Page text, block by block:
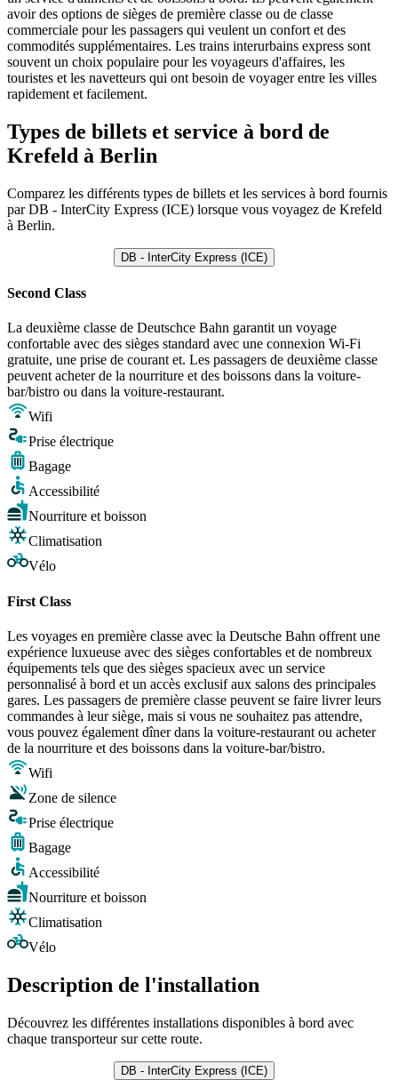
avoir des options de sièges de première classe ou de classe
commerciale pour les passagers qui veulent un confort et des
commodités supplémentaires. Les trains interurbains express sont
souvent un choix populaire pour les voyageurs d'affaires, les
touristes et les navetteurs qui ont besoin de voyager entre les villes
rapidement et facilement.
Types de billets et service à bord de
Krefeld à Berlin
Comparez les différents types de billets et les services à bord fournis
par DB - InterCity Express (ICE) lorsque vous voyagez de Krefeld
à Berlin.
DB - InterCity Express (ICE)
Second Class
La deuxième classe de Deutschce Bahn garantit un voyage
confortable avec des sièges standard avec une connexion Wi-Fi
gratuite, une prise de courant et. Les passagers de deuxième classe
peuvent acheter de la nourriture et des boissons dans la voiture-
bar/bistro ou dans la voiture-restaurant.
Wifi
Prise électrique
Bagage
Accessibilité
Nourriture et boisson
Climatisation
Vélo
First Class
Les voyages en première classe avec la Deutsche Bahn offrent une
expérience luxueuse avec des sièges confortables et de nombreux
équipements tels que des sièges spacieux avec un service
personnalisé à bord et un accès exclusif aux salons des principales
gares. Les passagers de première classe peuvent se faire livrer leurs
commandes à leur siège, mais si vous ne souhaitez pas attendre,
vous pouvez également dîner dans la voiture-restaurant ou acheter
de la nourriture et des boissons dans la voiture-bar/bistro.
Wifi
Zone de silence
Prise électrique
Bagage
Accessibilité
Nourriture et boisson
Climatisation
Vélo
Description de l'installation
Découvrez les différentes installations disponibles à bord avec
chaque transporteur sur cette route.
DB - InterCity Express (ICE)